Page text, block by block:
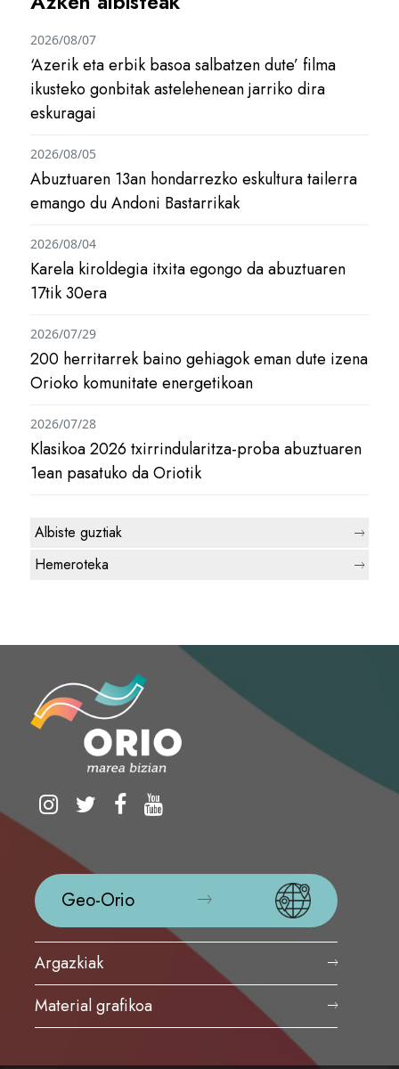
‘Azerik eta erbik basoa salbatzen dute’ filma
ikusteko gonbitak astelehenean jarriko dira
eskuragai
2026/08/07
Abuztuaren 13an hondarrezko eskultura tailerra
emango du Andoni Bastarrikak
2026/08/05
Karela kiroldegia itxita egongo da abuztuaren
17tik 30era
2026/08/04
200 herritarrek baino gehiagok eman dute izena
Orioko komunitate energetikoan
2026/07/29
Klasikoa 2026 txirrindularitza-proba abuztuaren
1ean pasatuko da Oriotik
2026/07/28
Albiste guztiak
Hemeroteka
Geo-Orio
Argazkiak
Material grafikoa